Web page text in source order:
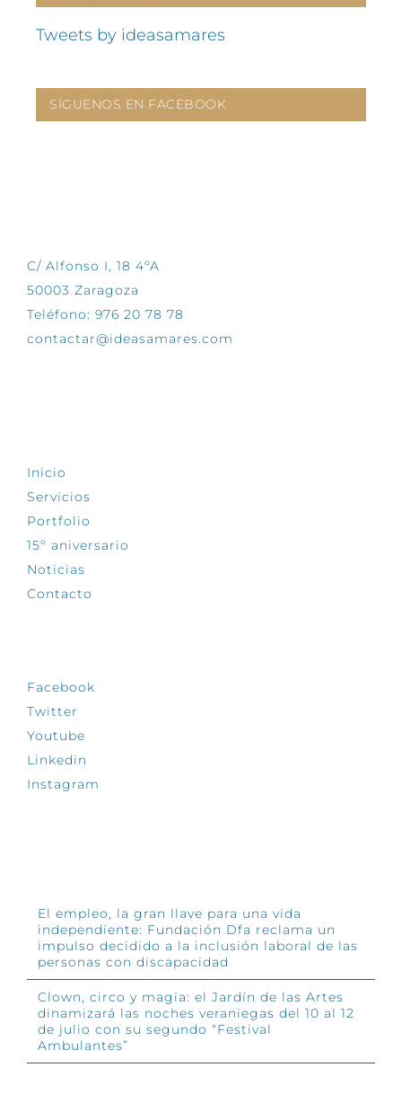
Tweets by ideasamares
SÍGUENOS EN FACEBOOK
C/ Alfonso I, 18 4ºA
50003 Zaragoza
Teléfono: 976 20 78 78
contactar@ideasamares.com
Inicio
Servicios
Portfolio
15º aniversario
Noticias
Contacto
Facebook
Twitter
Youtube
Linkedin
Instagram
El empleo, la gran llave para una vida
independiente: Fundación Dfa reclama un
impulso decidido a la inclusión laboral de las
personas con discapacidad
Clown, circo y magia: el Jardín de las Artes
dinamizará las noches veraniegas del 10 al 12
de julio con su segundo “Festival
Ambulantes”